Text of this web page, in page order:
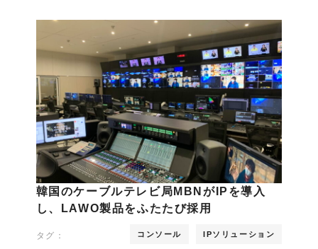
韓国のケーブルテレビ局MBNがIPを導入
し、LAWO製品をふたたび採用
タグ： コンソール IPソリューション